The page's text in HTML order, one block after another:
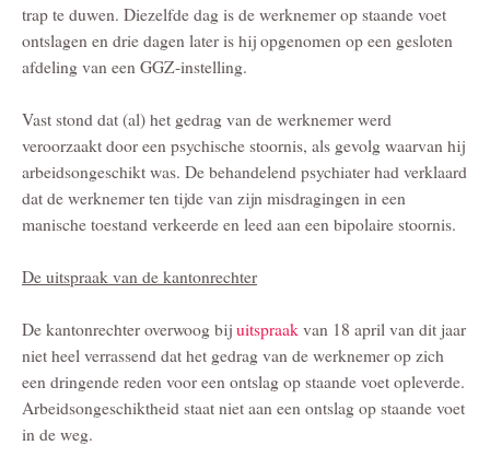
trap te duwen. Diezelfde dag is de werknemer op staande voet
ontslagen en drie dagen later is hij opgenomen op een gesloten
afdeling van een GGZ-instelling.
Vast stond dat (al) het gedrag van de werknemer werd
veroorzaakt door een psychische stoornis, als gevolg waarvan hij
arbeidsongeschikt was. De behandelend psychiater had verklaard
dat de werknemer ten tijde van zijn misdragingen in een
manische toestand verkeerde en leed aan een bipolaire stoornis.
De uitspraak van de kantonrechter
De kantonrechter overwoog bij uitspraak van 18 april van dit jaar
niet heel verrassend dat het gedrag van de werknemer op zich
een dringende reden voor een ontslag op staande voet opleverde.
Arbeidsongeschiktheid staat niet aan een ontslag op staande voet
in de weg.